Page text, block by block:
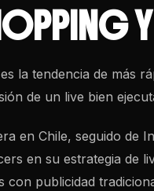
la tendencia de más
de un live bien
en Chile, seguido de
en su estrategia de
con publicidad